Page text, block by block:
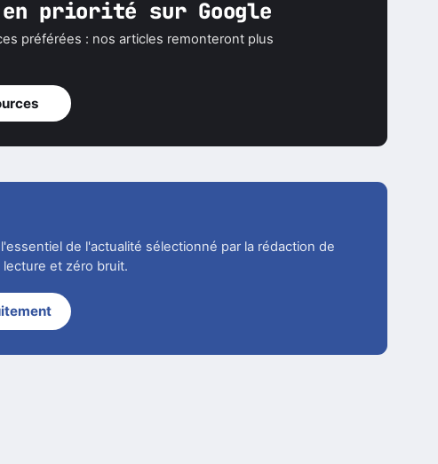
en priorité sur Google
préférées : nos articles remonteront plus
de l'actualité sélectionné par la rédaction de
et zéro bruit.